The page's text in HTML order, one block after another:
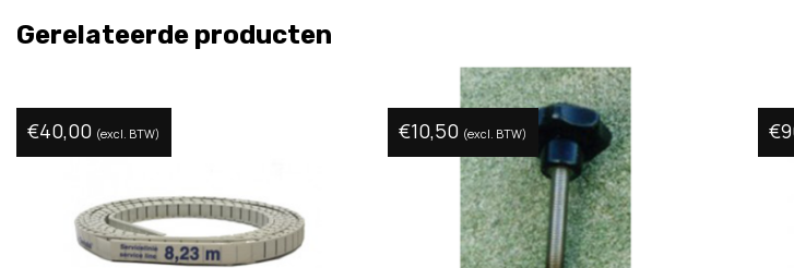
Gerelateerde producten
€40,00 (excl. BTW) €10,50 (excl. BTW) €